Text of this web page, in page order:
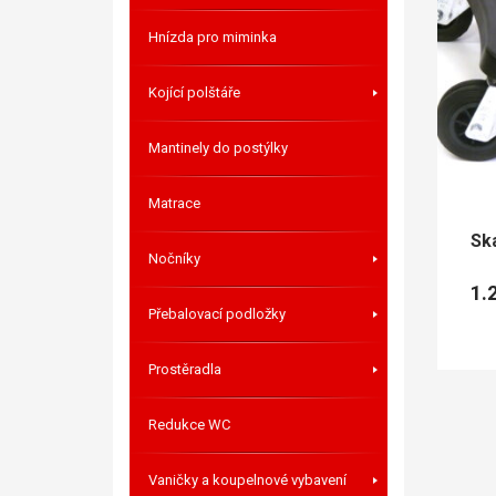
Hnízda pro miminka
Kojící polštáře
Mantinely do postýlky
Matrace
Nočníky
Přebalovací podložky
Prostěradla
Redukce WC
Vaničky a koupelnové vybavení